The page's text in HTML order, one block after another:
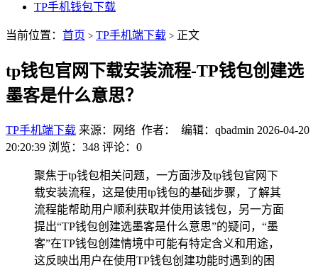
TP手机钱包下载
当前位置： 首页 > TP手机端下载 > 正文
tp钱包官网下载安装流程-TP钱包创建选
墨客是什么意思？
TP手机端下载 来源：网络 作者： 编辑：qbadmin 2026-04-20
20:20:39 浏览：348 评论：0
聚焦于tp钱包相关问题，一方面涉及tp钱包官网下
载安装流程，这是使用tp钱包的基础步骤，了解其
流程能帮助用户顺利获取并使用该钱包，另一方面
提出“TP钱包创建选墨客是什么意思”的疑问，“墨
客”在TP钱包创建情境中可能有特定含义和用途，
这反映出用户在使用TP钱包创建功能时遇到的困